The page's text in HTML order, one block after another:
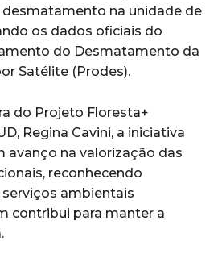
na unidade de
os dados oficiais do
do Desmatamento da
Satélite (Prodes).
do Projeto Floresta+
Regina Cavini, a iniciativa
avanço na valorização das
reconhecendo
ambientais
contribui para manter a